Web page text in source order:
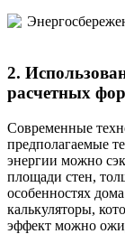
2.
расчетных
Современные
предполагаемые
энергии можно
площади стен,
особенностях
калькуляторы,
эффект можно